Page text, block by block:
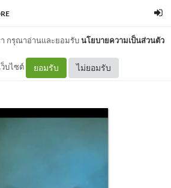
า กรุณาอ่านและยอมรับนโยบายความเป็นส่วนตัว
ว็บไซต์ ยอมรับ ไม่ยอมรับ